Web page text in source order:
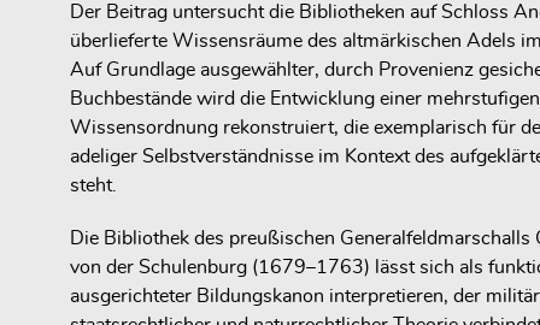
Der Beitrag untersucht die Bibliotheken auf Schloss
überlieferte Wissensräume des altmärkischen Adels
Auf Grundlage ausgewählter, durch Provenienz
Buchbestände wird die Entwicklung einer mehrstufigen
Wissensordnung rekonstruiert, die exemplarisch für
adeliger Selbstverständnisse im Kontext des
steht.
Die Bibliothek des preußischen Generalfeldmarschalls
von der Schulenburg (1679–1763) lässt sich als
ausgerichteter Bildungskanon interpretieren, der